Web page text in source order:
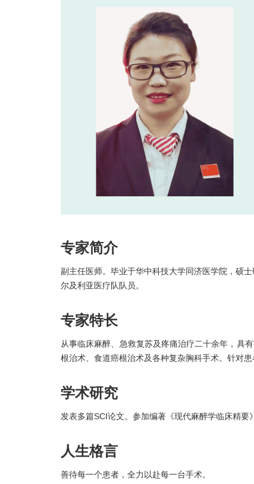
专家简介
副主任医师。毕业于华中科技大学同济医学院，硕
尔及利亚医疗队队员。
专家特长
从事临床麻醉、急救复苏及疼痛治疗二十余年，具
根治术、食道癌根治术及各种复杂胸科手术。针对
学术研究
发表多篇SCI论文。参加编著《现代麻醉学临床精要
人生格言
善待每一个患者，全力以赴每一台手术。